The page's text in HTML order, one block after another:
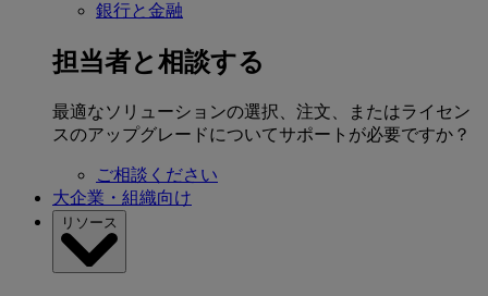
銀行と金融
担当者と相談する
最適なソリューションの選択、注文、またはライセン
スのアップグレードについてサポートが必要ですか？
ご相談ください
大企業・組織向け
リソース